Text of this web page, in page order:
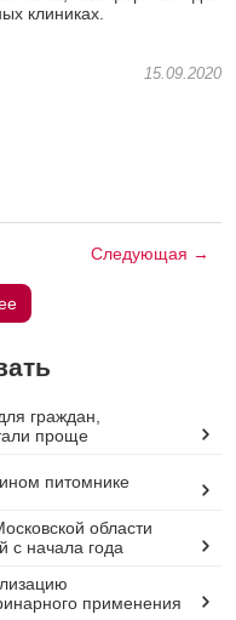
клиниках.
15.09.2020
Следующая →
граждан,
проще
питомнике
области
с начала года
применения